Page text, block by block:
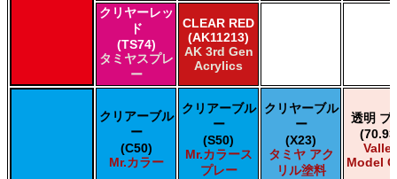
クリヤーレッ
ド
(TS74)
タミヤスプレ
ー
CLEAR RED
(AK11213)
AK 3rd Gen
Acrylics
クリアーブル
ー
(C50)
Mr.カラー
クリアーブル
ー
(S50)
Mr.カラース
プレー
クリヤーブル
ー
(X23)
タミヤ アク
リル塗料
透明 ブ
Model